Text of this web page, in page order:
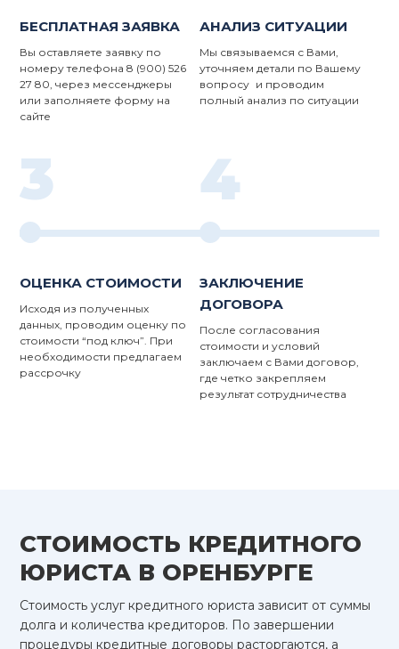
БЕСПЛАТНАЯ ЗАЯВКА
Вы оставляете заявку по
номеру телефона 8 (900) 526
27 80, через мессенджеры
или заполняете форму на
сайте
АНАЛИЗ СИТУАЦИИ
Мы связываемся с Вами,
уточняем детали по Вашему
вопросу и проводим
полный анализ по ситуации
3
ОЦЕНКА СТОИМОСТИ
Исходя из полученных
данных, проводим оценку по
стоимости “под ключ”. При
необходимости предлагаем
рассрочку
4
ЗАКЛЮЧЕНИЕ
ДОГОВОРА
После согласования
стоимости и условий
заключаем с Вами договор,
где четко закрепляем
результат сотрудничества
СТОИМОСТЬ КРЕДИТНОГО
ЮРИСТА В ОРЕНБУРГЕ
Стоимость услуг кредитного юриста зависит от суммы
долга и количества кредиторов. По завершении
процедуры кредитные договоры расторгаются, а